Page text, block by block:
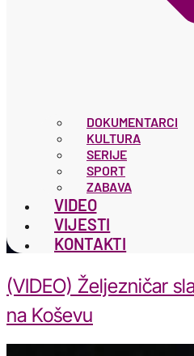
DOKUMENTARCI
KULTURA
SERIJE
SPORT
ZABAVA
VIDEO
VIJESTI
KONTAKTI
(VIDEO) Željezničar
na Koševu